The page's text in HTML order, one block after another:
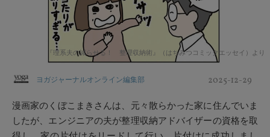
『理系夫の減らせる！ 整理収納術』（はちみつコミックエッセイ）より
ヨガジャーナルオンライン編集部 2025-12-29
漫画家のくぼこまきさんは、元々散らかった家に住んでいま
したが、エンジニアの夫が整理収納アドバイザーの資格を取